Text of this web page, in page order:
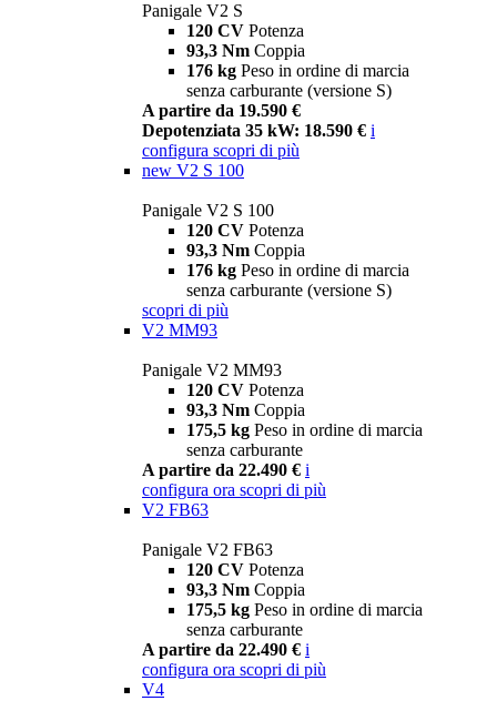
Panigale V2 S
120 CV Potenza
93,3 Nm Coppia
176 kg Peso in ordine di marcia
senza carburante (versione S)
A partire da 19.590 €
Depotenziata 35 kW: 18.590 € i
configura scopri di più
new V2 S 100
Panigale V2 S 100
120 CV Potenza
93,3 Nm Coppia
176 kg Peso in ordine di marcia
senza carburante (versione S)
scopri di più
V2 MM93
Panigale V2 MM93
120 CV Potenza
93,3 Nm Coppia
175,5 kg Peso in ordine di marcia
senza carburante
A partire da 22.490 € i
configura ora scopri di più
V2 FB63
Panigale V2 FB63
120 CV Potenza
93,3 Nm Coppia
175,5 kg Peso in ordine di marcia
senza carburante
A partire da 22.490 € i
configura ora scopri di più
V4